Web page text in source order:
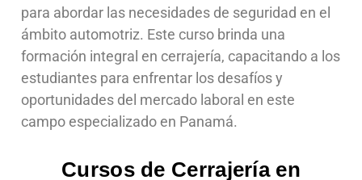
para abordar las necesidades de seguridad en el
ámbito automotriz. Este curso brinda una
formación integral en cerrajería, capacitando a los
estudiantes para enfrentar los desafíos y
oportunidades del mercado laboral en este
campo especializado en Panamá.
Cursos de Cerrajería en